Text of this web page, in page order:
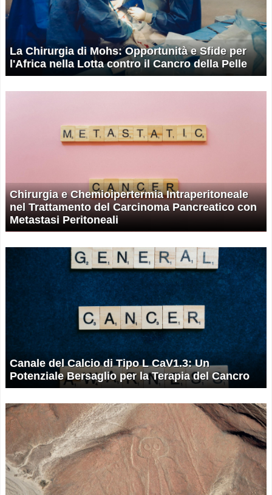
La Chirurgia di Mohs: Opportunità e Sfide per
l'Africa nella Lotta contro il Cancro della Pelle
Chirurgia e Chemioipertermia Intraperitoneale
nel Trattamento del Carcinoma Pancreatico con
Metastasi Peritoneali
Canale del Calcio di Tipo L CaV1.3: Un
Potenziale Bersaglio per la Terapia del Cancro